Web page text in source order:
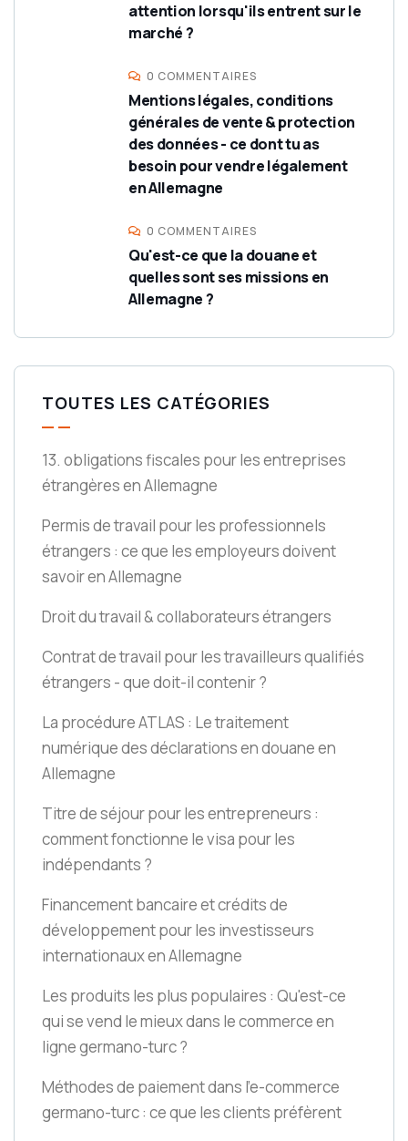
attention lorsqu'ils entrent sur le
marché ?
0 COMMENTAIRES
Mentions légales, conditions
générales de vente & protection
des données - ce dont tu as
besoin pour vendre légalement
en Allemagne
0 COMMENTAIRES
Qu'est-ce que la douane et
quelles sont ses missions en
Allemagne ?
TOUTES LES CATÉGORIES
13. obligations fiscales pour les entreprises
étrangères en Allemagne
Permis de travail pour les professionnels
étrangers : ce que les employeurs doivent
savoir en Allemagne
Droit du travail & collaborateurs étrangers
Contrat de travail pour les travailleurs qualifiés
étrangers - que doit-il contenir ?
La procédure ATLAS : Le traitement
numérique des déclarations en douane en
Allemagne
Titre de séjour pour les entrepreneurs :
comment fonctionne le visa pour les
indépendants ?
Financement bancaire et crédits de
développement pour les investisseurs
internationaux en Allemagne
Les produits les plus populaires : Qu'est-ce
qui se vend le mieux dans le commerce en
ligne germano-turc ?
Méthodes de paiement dans l'e-commerce
germano-turc : ce que les clients préfèrent